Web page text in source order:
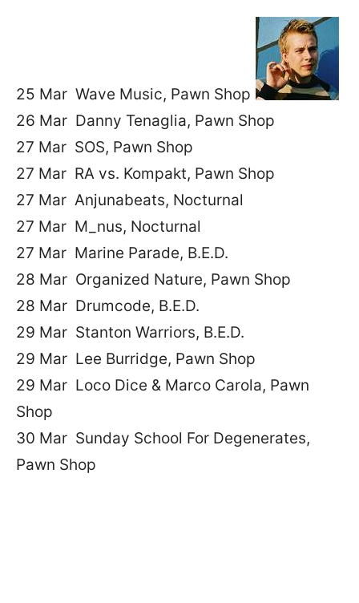
25 Mar Wave Music, Pawn Shop
26 Mar Danny Tenaglia, Pawn Shop
27 Mar SOS, Pawn Shop
27 Mar RA vs. Kompakt, Pawn Shop
27 Mar Anjunabeats, Nocturnal
27 Mar M_nus, Nocturnal
27 Mar Marine Parade, B.E.D.
28 Mar Organized Nature, Pawn Shop
28 Mar Drumcode, B.E.D.
29 Mar Stanton Warriors, B.E.D.
29 Mar Lee Burridge, Pawn Shop
29 Mar Loco Dice & Marco Carola, Pawn
Shop
30 Mar Sunday School For Degenerates,
Pawn Shop